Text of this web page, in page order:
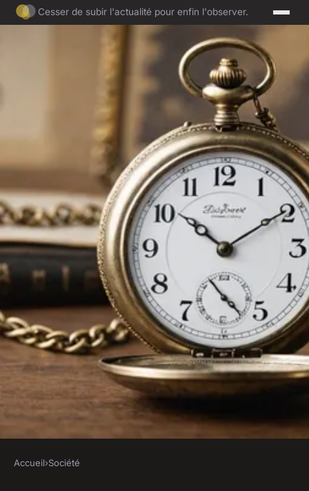
Cesser de subir l'actualité pour enfin l'observer.
Accueil›Société